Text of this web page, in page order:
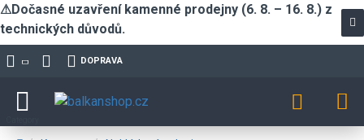
⚠Dočasné uzavření kamenné prodejny (6. 8. – 16. 8.) z
technických důvodů.
DOPRAVA